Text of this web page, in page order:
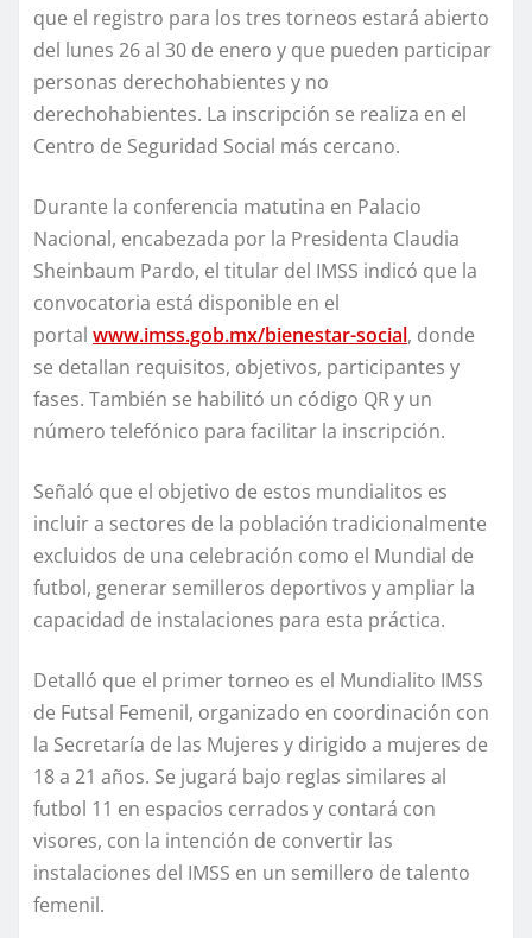
que el registro para los tres torneos estará abierto
del lunes 26 al 30 de enero y que pueden participar
personas derechohabientes y no
derechohabientes. La inscripción se realiza en el
Centro de Seguridad Social más cercano.
Durante la conferencia matutina en Palacio
Nacional, encabezada por la Presidenta Claudia
Sheinbaum Pardo, el titular del IMSS indicó que la
convocatoria está disponible en el
portal www.imss.gob.mx/bienestar-social, donde
se detallan requisitos, objetivos, participantes y
fases. También se habilitó un código QR y un
número telefónico para facilitar la inscripción.
Señaló que el objetivo de estos mundialitos es
incluir a sectores de la población tradicionalmente
excluidos de una celebración como el Mundial de
futbol, generar semilleros deportivos y ampliar la
capacidad de instalaciones para esta práctica.
Detalló que el primer torneo es el Mundialito IMSS
de Futsal Femenil, organizado en coordinación con
la Secretaría de las Mujeres y dirigido a mujeres de
18 a 21 años. Se jugará bajo reglas similares al
futbol 11 en espacios cerrados y contará con
visores, con la intención de convertir las
instalaciones del IMSS en un semillero de talento
femenil.